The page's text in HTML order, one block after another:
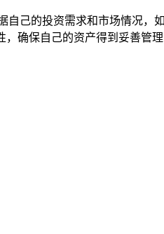
己的投资需求和市场情况，
确保自己的资产得到妥善管